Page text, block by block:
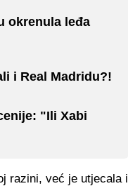
okrenula leđa
i Real Madridu?!
"Ili Xabi
razini, već je utjecala i